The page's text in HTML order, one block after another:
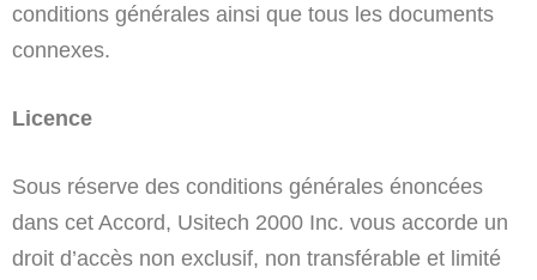
conditions générales ainsi que tous les documents
connexes.
Licence
Sous réserve des conditions générales énoncées
dans cet Accord, Usitech 2000 Inc. vous accorde un
droit d’accès non exclusif, non transférable et limité